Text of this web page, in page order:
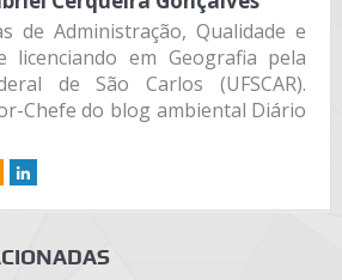
de Administração, Qualidade e
licenciando em Geografia pela
de São Carlos (UFSCAR).
Chefe do blog ambiental Diário